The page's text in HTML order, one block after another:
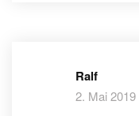
Ralf
2. Mai 2019